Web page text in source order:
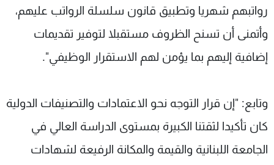
رواتبهم شهريا وتطبيق قانون سلسلة الرواتب عليهم،
وأتمنى أن تسنح الظروف مستقبلا لتوفير تقديمات
إضافية إليهم بما يؤمن لهم الاستقرار الوظيفي".
وتابع: "إن قرار التوجه نحو الاعتمادات والتصنيفات الدولية
كان تأكيدا لثقتنا الكبيرة بمستوى الدراسة العالي في
الجامعة اللبنانية والقيمة والمكانة الرفيعة لشهادات